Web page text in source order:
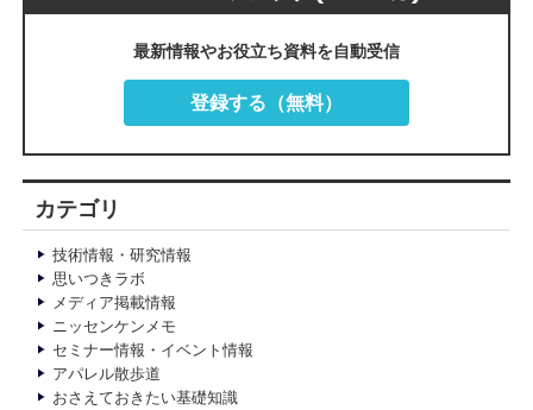
最新情報やお役立ち資料を自動受信
登録する（無料）
カテゴリ
技術情報・研究情報
思いつきラボ
メディア掲載情報
ニッセンケンメモ
セミナー情報・イベント情報
アパレル散歩道
おさえておきたい基礎知識